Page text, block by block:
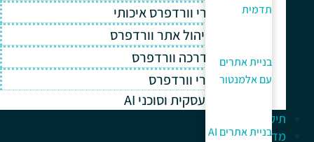
תדמית
בניית אתרים
עם אלמנטור
בניית אתרים AI
אחסון אתרי וורדפרס איכותי
תחזוקה וניהול אתר וורדפרס
תמיכה והדרכה וורדפרס
קידום אתרי וורדפרס
אוטומציה עסקית וסוכני AI
תיק עבודות
מדריך למתחלים